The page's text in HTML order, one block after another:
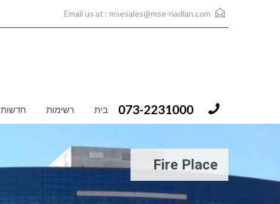
msesales@mse-nadlan.com
073-2231000 בית רשימות חדשות
Fire Place